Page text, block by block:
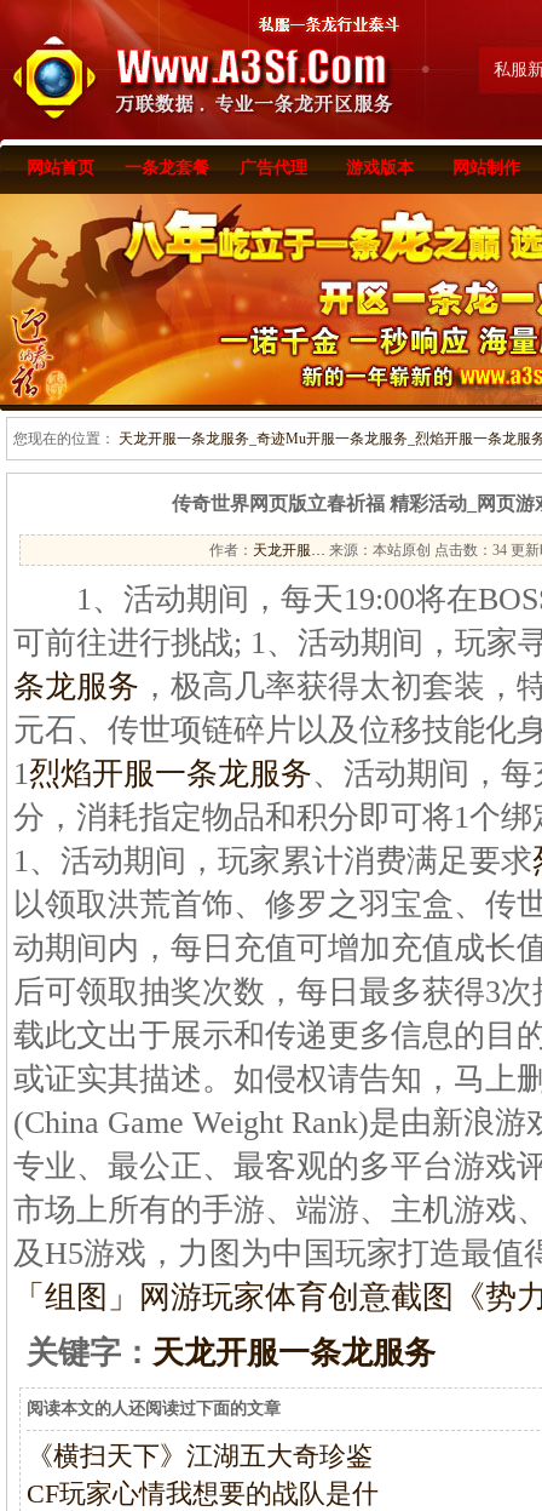
私服
网站首页 一条龙套餐 广告代理 游戏版本 网站制作
您现在的位置： 天龙开服一条龙服务_奇迹Mu开服一条龙服务_烈焰开服一条龙服
传奇世界网页版立春祈福 精彩活动_网页游
作者： 天龙开服… 来源：本站原创 点击数： 34 更新
1、活动期间，每天19:00将在
可前往进行挑战; 1、活动期间，玩家
条龙服务 ，极高几率获得太初套装，
元石、传世项链碎片以及位移技能化
1烈焰开服一条龙服务、活动期间，
分，消耗指定物品和积分即可将1个
1、活动期间，玩家累计消费满足要求
以领取洪荒首饰、修罗之羽宝盒、传
动期间内，每日充值可增加充值成长
后可领取抽奖次数，每日最多获得3
载此文出于展示和传递更多信息的目
或证实其描述。如侵权请告知，马上
(China Game Weight Rank)是由新浪
专业、最公正、最客观的多平台游戏
市场上所有的手游、端游、主机游戏
及H5游戏，力图为中国玩家打造最值
「组图」网游玩家体育创意截图
《势
关键字： 天龙开服一条龙服务
阅读本文的人还阅读过下面的文章
《横扫天下》江湖五大奇珍鉴
CF玩家心情我想要的战队是什